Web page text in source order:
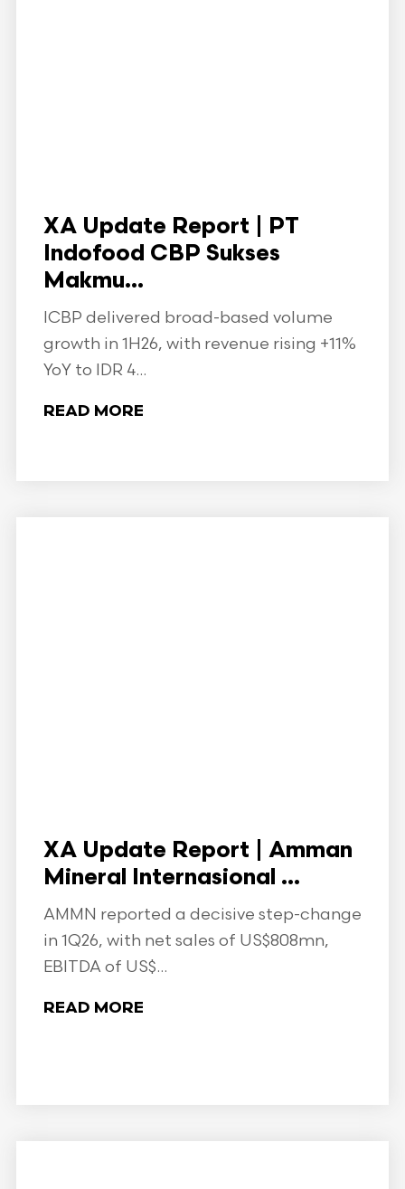
XA Update Report | PT
Indofood CBP Sukses
Makmu...
ICBP delivered broad-based volume
growth in 1H26, with revenue rising +11%
YoY to IDR 4...
READ MORE
XA Update Report | Amman
Mineral Internasional ...
AMMN reported a decisive step-change
in 1Q26, with net sales of US$808mn,
EBITDA of US$...
READ MORE